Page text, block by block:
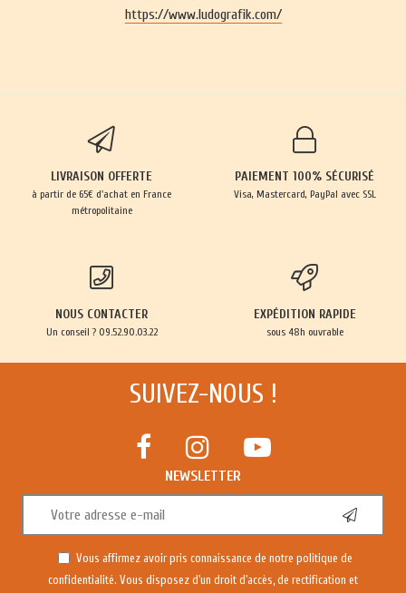
https://www.ludografik.com/
LIVRAISON OFFERTE
à partir de 65€ d'achat en France
métropolitaine
PAIEMENT 100% SÉCURISÉ
Visa, Mastercard, PayPal avec SSL
NOUS CONTACTER
Un conseil ? 09.52.90.03.22
EXPÉDITION RAPIDE
sous 48h ouvrable
SUIVEZ-NOUS !
NEWSLETTER
Vous affirmez avoir pris connaissance de notre politique de
confidentialité. Vous disposez d'un droit d'accès, de rectification et